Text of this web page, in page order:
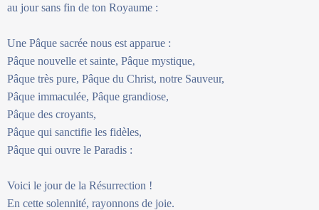
au jour sans fin de ton Royaume :
Une Pâque sacrée nous est apparue :
Pâque nouvelle et sainte, Pâque mystique,
Pâque très pure, Pâque du Christ, notre Sauveur,
Pâque immaculée, Pâque grandiose,
Pâque des croyants,
Pâque qui sanctifie les fidèles,
Pâque qui ouvre le Paradis :
Voici le jour de la Résurrection !
En cette solennité, rayonnons de joie.